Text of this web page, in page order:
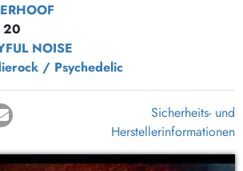
20
NOISE
/ Psychedelic
Sicherheits- und
Herstellerinformationen